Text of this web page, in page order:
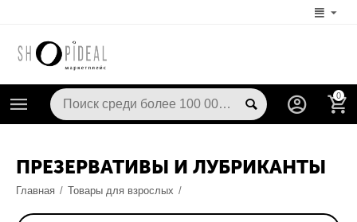
0
ПРЕЗЕРВАТИВЫ И ЛУБРИКАНТЫ
Главная / Товары для взрослых /